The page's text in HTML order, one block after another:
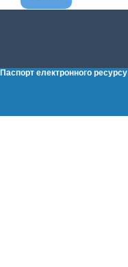
Паспорт електронного ресурсу